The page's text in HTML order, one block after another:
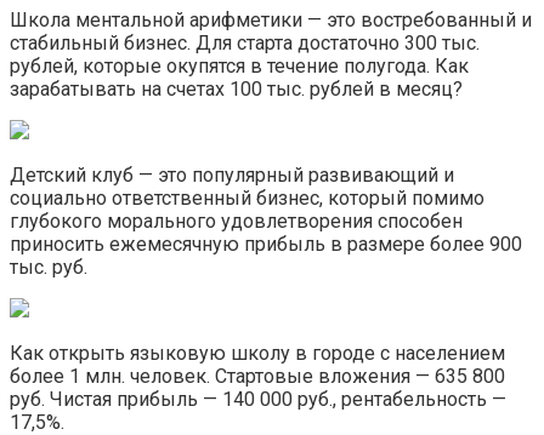
Школа ментальной арифметики — это востребованный и
стабильный бизнес. Для старта достаточно 300 тыс.
рублей, которые окупятся в течение полугода. Как
зарабатывать на счетах 100 тыс. рублей в месяц?
Детский клуб — это популярный развивающий и
социально ответственный бизнес, который помимо
глубокого морального удовлетворения способен
приносить ежемесячную прибыль в размере более 900
тыс. руб.
Как открыть языковую школу в городе с населением
более 1 млн. человек. Стартовые вложения — 635 800
руб. Чистая прибыль — 140 000 руб., рентабельность —
17,5%.